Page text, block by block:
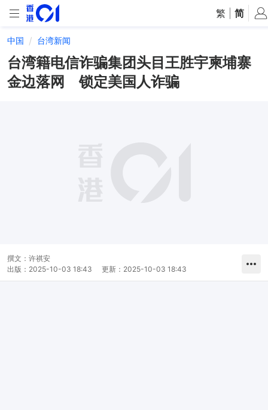
繁 简
中国 台湾新闻
台湾籍电信诈骗集团头目王胜宇柬埔寨
金边落网 锁定美国人诈骗
撰文： 许祺安
出版： 2025-10-03 18:43 更新： 2025-10-03 18:43